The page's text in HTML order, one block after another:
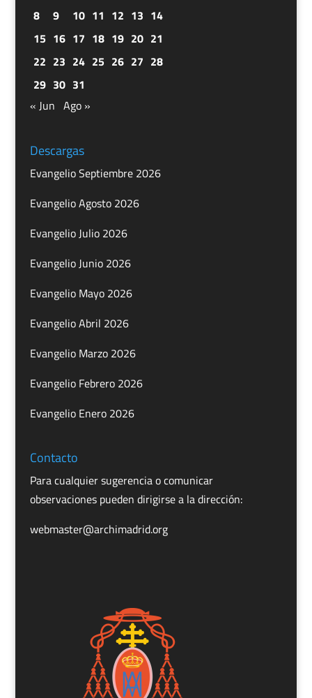
8
9 10 11 12 13 14
15 16 17 18 19 20 21
22 23 24 25 26 27 28
29 30 31
« Jun Ago »
Descargas
Evangelio Septiembre 2026
Evangelio Agosto 2026
Evangelio Julio 2026
Evangelio Junio 2026
Evangelio Mayo 2026
Evangelio Abril 2026
Evangelio Marzo 2026
Evangelio Febrero 2026
Evangelio Enero 2026
Contacto
Para cualquier sugerencia o comunicar
observaciones pueden dirigirse a la dirección:
webmaster@archimadrid.org